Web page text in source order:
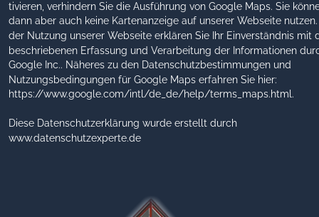
tivieren, verhindern Sie die Ausführung von Google Maps. Sie
dann aber auch keine Kartenanzeige auf unserer Webseite
der Nutzung unserer Webseite erklären Sie Ihr Einverständnis mit
beschriebenen Erfassung und Verarbeitung der Informationen
Google Inc.. Näheres zu den Datenschutzbestimmungen und
Nutzungsbedingungen für Google Maps erfahren Sie hier:
https://www.google.com/intl/de_de/help/terms_maps.html.
Diese Datenschutzerklärung wurde erstellt durch
www.datenschutzexperte.de